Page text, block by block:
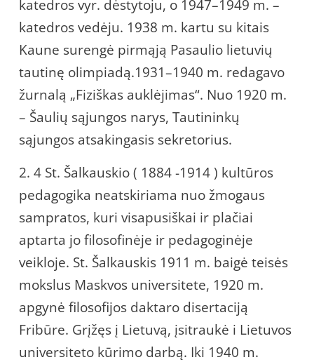
katedros vyr. dėstytoju, o 1947–1949 m. –
katedros vedėju. 1938 m. kartu su kitais
Kaune surengė pirmąją Pasaulio lietuvių
tautinę olimpiadą.1931–1940 m. redagavo
žurnalą „Fiziškas auklėjimas“. Nuo 1920 m.
– Šaulių sąjungos narys, Tautininkų
sąjungos atsakingasis sekretorius.
2. 4 St. Šalkauskio ( 1884 -1914 ) kultūros
pedagogika neatskiriama nuo žmogaus
sampratos, kuri visapusiškai ir plačiai
aptarta jo filosofinėje ir pedagoginėje
veikloje. St. Šalkauskis 1911 m. baigė teisės
mokslus Maskvos universitete, 1920 m.
apgynė filosofijos daktaro disertaciją
Fribūre. Grįžęs į Lietuvą, įsitraukė i Lietuvos
universiteto kūrimo darbą. Iki 1940 m.